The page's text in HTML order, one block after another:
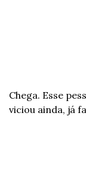
Chega. Esse
viciou ainda, já